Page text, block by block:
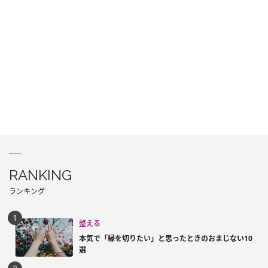
RANKING
ランキング
整える
本気で「縁を切りたい」と思ったときのおまじない10
選